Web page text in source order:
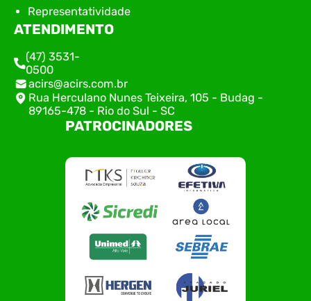
Representatividade
ATENDIMENTO
(47) 3531-
0500
acirs@acirs.com.br
Rua Herculano Nunes Teixeira, 105 - Budag -
89165-478 - Rio do Sul - SC
PATROCINADORES